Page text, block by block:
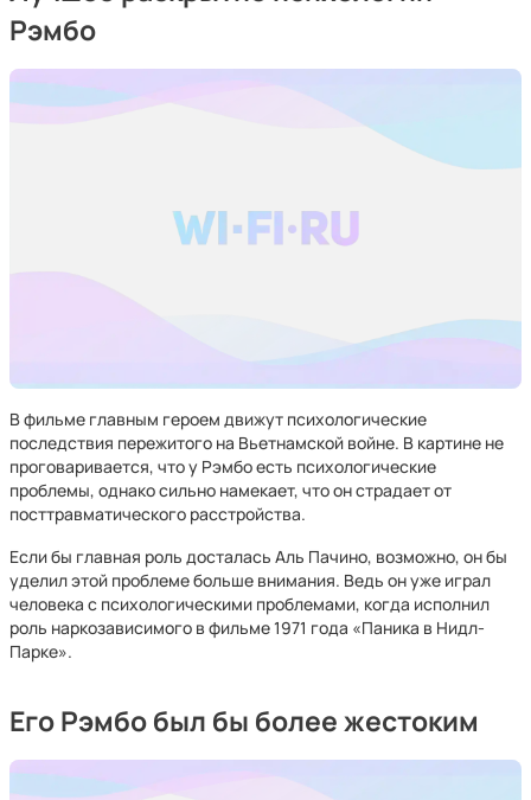
Рэмбо
В фильме главным героем движут психологические
последствия пережитого на Вьетнамской войне. В картине не
проговаривается, что у Рэмбо есть психологические
проблемы, однако сильно намекает, что он страдает от
посттравматического расстройства.
Если бы главная роль досталась Аль Пачино, возможно, он бы
уделил этой проблеме больше внимания. Ведь он уже играл
человека с психологическими проблемами, когда исполнил
роль наркозависимого в фильме 1971 года «Паника в Нидл-
Парке».
Его Рэмбо был бы более жестоким